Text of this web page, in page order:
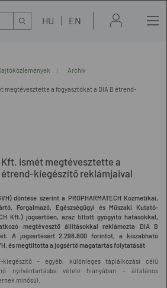
Kereső HU EN
Archív
megtévesztette a fogyasztókat a DIA B étrend-
Kft. ismét megtévesztette a
kiegészítő reklámjaival
döntése szerint a PROPHARMATECH Kozmetikai,
Forgalmazó, Egészségügyi és Műszaki Kutató-
Kft.) jogsértően, azaz tiltott gyógyító hatásokkal,
megtévesztő állításokkal reklámozta DIA B
A jogsértésért 2.298.800 forintot, a kiszabható
és megtiltotta a jogsértő magatartás folytatását.
– egyéb, különleges táplálkozási célú
nyilvántartásba vétele hiányában – általános
minősül.